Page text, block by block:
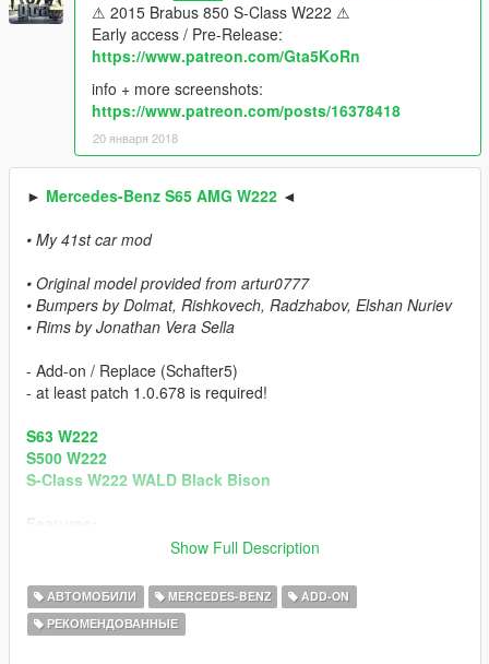
⚠ 2015 Brabus 850 S-Class W222 ⚠
Early access / Pre-Release:
https://www.patreon.com/Gta5KoRn
info + more screenshots:
https://www.patreon.com/posts/16378418
20 января 2018
► Mercedes-Benz S65 AMG W222 ◄
• My 41st car mod
• Original model provided from artur0777
• Bumpers by Dolmat, Rishkovech, Radzhabov, Elshan Nuriev
• Rims by Jonathan Vera Sella
- Add-on / Replace (Schafter5)
- at least patch 1.0.678 is required!
S63 W222
S500 W222
S-Class W222 WALD Black Bison
- Improved engine bay
- New S65 style engine block
- New stock wheels
Show Full Description
АВТОМОБИЛИ MERCEDES-BENZ
ADD-ON
РЕКОМЕНДОВАННЫЕ